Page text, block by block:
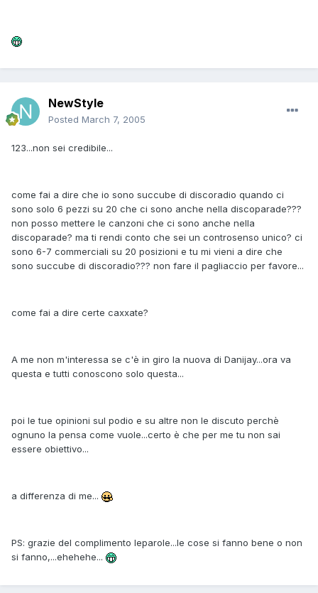
NewStyle
Posted March 7, 2005
123...non sei credibile...
come fai a dire che io sono succube di discoradio quando ci
sono solo 6 pezzi su 20 che ci sono anche nella discoparade???
non posso mettere le canzoni che ci sono anche nella
discoparade? ma ti rendi conto che sei un controsenso unico? ci
sono 6-7 commerciali su 20 posizioni e tu mi vieni a dire che
sono succube di discoradio??? non fare il pagliaccio per favore...
come fai a dire certe caxxate?
A me non m'interessa se c'è in giro la nuova di Danijay...ora va
questa e tutti conoscono solo questa...
poi le tue opinioni sul podio e su altre non le discuto perchè
ognuno la pensa come vuole...certo è che per me tu non sai
essere obiettivo...
a differenza di me...
PS: grazie del complimento leparole...le cose si fanno bene o non
si fanno,...ehehehe...